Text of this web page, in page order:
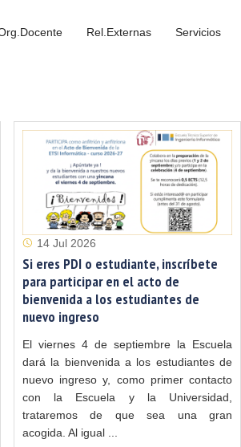
Rel.Externas Servicios
14 Jul 2026
Si eres PDI o estudiante, inscríbete
para participar en el acto de
bienvenida a los estudiantes de
nuevo ingreso
El viernes 4 de septiembre la Escuela
dará la bienvenida a los estudiantes de
nuevo ingreso y, como primer contacto
con la Escuela y la Universidad,
trataremos de que sea una gran
acogida. Al igual ...